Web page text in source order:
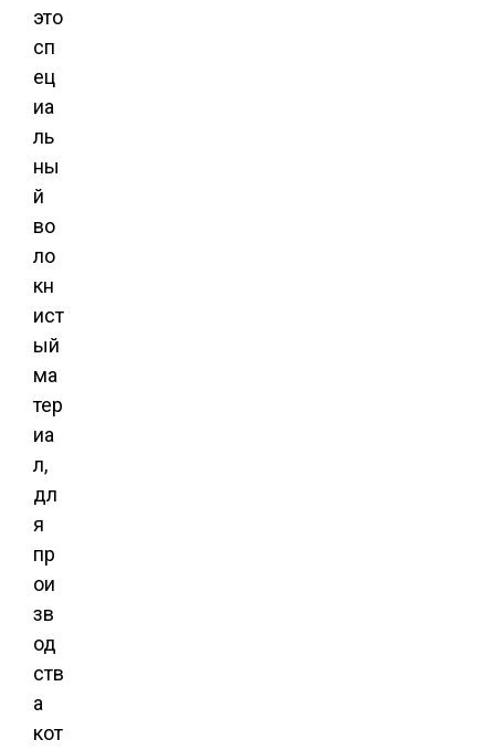
это
сп
ец
иа
ль
ны
й
во
ло
кн
ист
ый
ма
тер
иа
л,
дл
я
пр
ои
зв
од
ств
а
кот